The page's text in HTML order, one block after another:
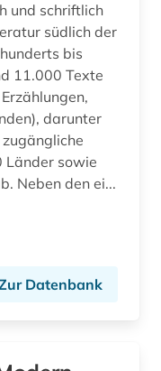
und schriftlich
südlich der
bis
11.000 Texte
darunter
Länder sowie
Neben den ei...
Datenbank